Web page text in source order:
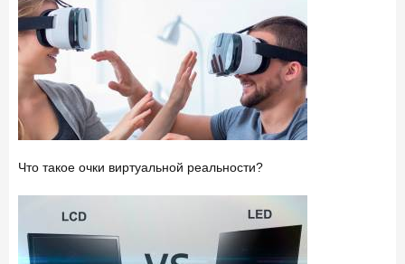
Что такое очки виртуальной реальности?